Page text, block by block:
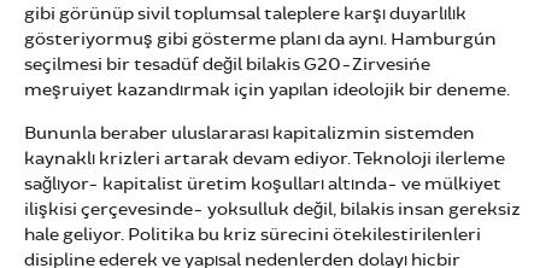
gibi görünüp sivil toplumsal taleplere karşı duyarlılık
gösteriyormuş gibi gösterme planı da aynı. Hamburg´un
seçilmesi bir tesadüf değil bilakis G20-Zirvesi´ne
meşruiyet kazandırmak için yapılan ideolojik bir deneme.
Bununla beraber uluslararası kapitalizmin sistemden
kaynaklı krizleri artarak devam ediyor. Teknoloji ilerleme
sağlıyor- kapitalist üretim koşulları altında- ve mülkiyet
ilişkisi çerçevesinde- yoksulluk değil, bilakis insan gereksiz
hale geliyor. Politika bu kriz sürecini ötekilestirilenleri
disipline ederek ve yapısal nedenlerden dolayı hicbir